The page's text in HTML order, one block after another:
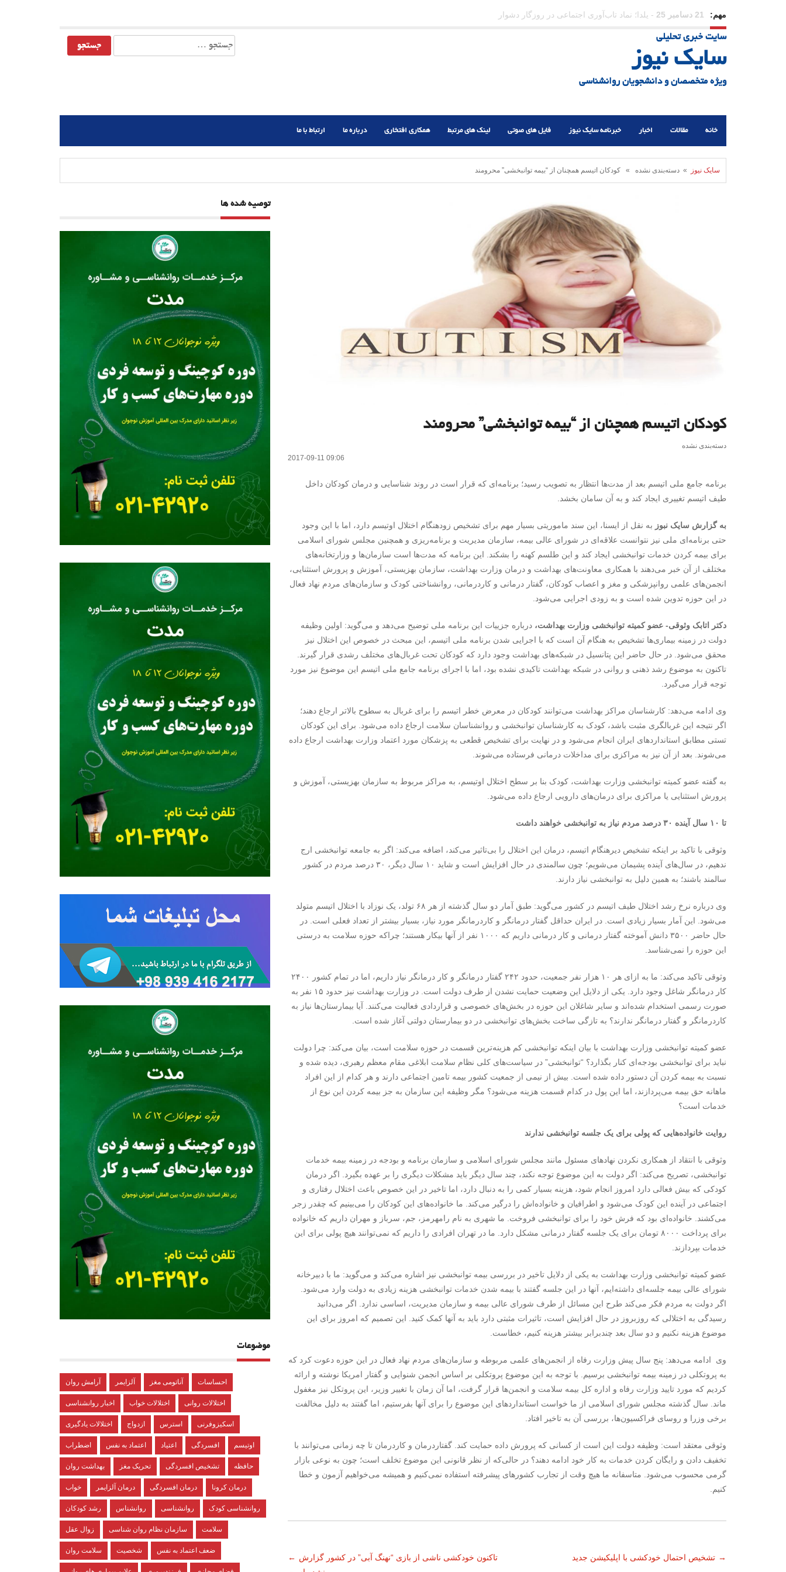
مهم: 31 دسامبر 25 - وقتی بزرگ می‌شویم بیشتر به «دوست» احتیاج داریم؟
سایت خبری تحلیلی
سایک نیوز
ویژه متخصصان و دانشجویان روانشناسی
جستجو
برای:
خانه مقالات اخبار خبرنامه سایک نیوز فایل های صوتی لینک های مرتبط همکاری افتخاری درباره ما ارتباط با ما
سایک نیوز » دسته‌بندی نشده » کودکان اتیسم همچنان از “بیمه توانبخشی” محرومند
کودکان اتیسم همچنان از “بیمه توانبخشی” محرومند
دسته‌بندی نشده
2017-09-11 09:06
برنامه جامع ملی اتیسم بعد از مدت‌ها انتظار به تصویب رسید؛ برنامه‌ای که قرار است در روند شناسایی و درمان کودکان داخل
طیف اتیسم تغییری ایجاد کند و به آن سامان بخشد.
به گزارش سایک نبوز به نقل از ایسنا، این سند ماموریتی بسیار مهم برای تشخیص زودهنگام اختلال اوتیسم دارد، اما با این وجود
حتی برنامه‌ای ملی نیز نتوانست علاقه‌ای در شورای عالی بیمه، سازمان مدیریت و برنامه‌ریزی و همچنین مجلس شورای اسلامی
برای بیمه کردن خدمات توانبخشی ایجاد کند و این طلسم کهنه را بشکند. این برنامه که مدت‌ها است سازمان‌ها و وزارتخانه‌های
مختلف از آن خبر می‌دهند با همکاری معاونت‌های بهداشت و درمان وزارت بهداشت، سازمان بهزیستی، آموزش و پرورش استثنایی،
انجمن‌های علمی روانپزشکی و مغز و اعصاب کودکان، گفتار درمانی و کاردرمانی، روانشناختی کودک و سازمان‌های مردم نهاد فعال
در این حوزه تدوین شده است و به زودی اجرایی می‌شود.
دکتر اتابک وثوقی- عضو کمیته توانبخشی وزارت بهداشت، درباره جزییات این برنامه ملی توضیح می‌دهد و می‌گوید: اولین وظیفه‌
دولت در زمینه بیماری‌ها تشخیص به هنگام آن است که با اجرایی شدن برنامه ملی اتیسم، این مبحث در خصوص این اختلال نیز
محقق می‌شود. در حال حاضر این پتانسیل در شبکه‌های بهداشت وجود دارد که کودکان تحت غربال‌های مختلف رشدی قرار گیرند.
تاکنون به موضوع رشد ذهنی و روانی در شبکه بهداشت تاکیدی نشده بود، اما با اجرای برنامه جامع ملی اتیسم این موضوع نیز مورد
توجه قرار می‌گیرد.
وی ادامه می‌دهد: کارشناسان مراکز بهداشت می‌توانند کودکان در معرض خطر اتیسم را برای غربال به سطوح بالاتر ارجاع دهند؛
اگر نتیجه این غربالگری مثبت باشد، کودک به کارشناسان توانبخشی و روانشناسان سلامت ارجاع داده می‌شود. برای این کودکان
تستی مطابق استانداردهای ایران انجام می‌شود و در نهایت برای تشخیص قطعی به پزشکان مورد اعتماد وزارت بهداشت ارجاع داده
می‌شوند. بعد از آن نیز به مراکزی برای مداخلات درمانی فرستاده می‌شوند.
به گفته عضو کمیته توانبخشی وزارت بهداشت، کودک بنا بر سطح اختلال اوتیسم، به مراکز مربوط به سازمان بهزیستی، آموزش و
پرورش استثنایی یا مراکزی برای درمان‌های دارویی ارجاع داده می‌شود.
تا ۱۰ سال آینده ۳۰ درصد مردم نیاز به توانبخشی خواهند داشت
وثوقی با تاکید بر اینکه تشخیص دیرهنگام اتیسم، درمان این اختلال را بی‌تاثیر می‌کند، اضافه می‌کند: اگر به جامعه توانبخشی ارج
ندهیم، در سال‌های آینده پشیمان می‌شویم؛ چون سالمندی در حال افزایش است و شاید ۱۰ سال دیگر، ۳۰ درصد مردم در کشور
سالمند باشند؛ به همین دلیل به توانبخشی نیاز دارند.
وی درباره نرخ رشد اختلال طیف اتیسم در کشور می‌گوید: طبق آمار دو سال گذشته از هر ۶۸ تولد، یک نوزاد با اختلال اتیسم متولد
می‌شود. این آمار بسیار زیادی است. در ایران حداقل گفتار درمانگر و کاردرمانگر مورد نیاز، بسیار بیشتر از تعداد فعلی است. در
حال حاضر ۳۵۰۰ دانش آموخته گفتار درمانی و کار درمانی داریم که ۱۰۰۰ نفر از آنها بیکار هستند؛ چراکه حوزه سلامت به درستی
این حوزه را نمی‌شناسد.
وثوقی تاکید می‌کند: ما به ازای هر ۱۰ هزار نفر جمعیت، حدود ۲۴۲ گفتار درمانگر و کار درمانگر نیاز داریم، اما در تمام کشور ۲۴۰۰
کار درمانگر شاغل وجود دارد. یکی از دلایل این وضعیت حمایت نشدن از طرف دولت است. در وزارت بهداشت نیز حدود ۱۵ نفر به
صورت رسمی استخدام شده‌اند و سایر شاغلان این حوزه در بخش‌های خصوصی و قراردادی فعالیت می‌کنند. آیا بیمارستان‌ها نیاز به
کاردرمانگر و گفتار درمانگر ندارند؟ به تازگی ساخت بخش‌های توانبخشی در دو بیمارستان دولتی آغاز شده است.
عضو کمیته توانبخشی وزارت بهداشت با بیان اینکه توانبخشی کم‌ هزینه‌ترین قسمت در حوزه سلامت است، بیان می‌کند: چرا دولت
نباید برای توانبخشی بودجه‌ای کنار بگذارد؟ “توانبخشی” در سیاست‌های کلی نظام سلامت ابلاغی مقام معظم رهبری، دیده‌ شده و
نسبت به بیمه کردن آن دستور داده‌ شده است. بیش از نیمی از جمعیت کشور بیمه تامین اجتماعی دارند و هر کدام از این افراد
ماهانه حق بیمه می‌پردازند، اما این پول در کدام قسمت هزینه می‌شود؟ مگر وظیفه این سازمان به جز بیمه کردن این نوع از
خدمات است؟
روایت خانواده‌هایی که پولی برای یک جلسه توانبخشی ندارند
وثوقی با انتقاد از همکاری نکردن نهادهای مسئول مانند مجلس شورای اسلامی و سازمان برنامه و بودجه در زمینه بیمه خدمات
توانبخشی، تصریح می‌کند: اگر دولت به این موضوع توجه نکند، چند سال دیگر باید مشکلات دیگری را بر عهده بگیرد. اگر درمان
کودکی که بیش فعالی دارد امروز انجام شود، هزینه بسیار کمی را به دنبال دارد، اما تاخیر در این خصوص باعث اختلال رفتاری و
اجتماعی در آینده این کودک می‌شود و اطرافیان و خانواده‌اش را درگیر می‌کند. ما خانواده‌های این کودکان را می‌بینیم که چقدر زجر
می‌کشند. خانواده‌ای بود که فرش خود را برای توانبخشی فروخت. ما شهری به نام رامهرمز، جم، سرباز و مهران داریم که خانواده
برای پرداخت ۸۰۰۰ تومان برای یک جلسه گفتار درمانی مشکل دارد. ما در تهران افرادی را داریم که نمی‌توانند هیچ پولی برای این
خدمات بپردازند.
عضو کمیته توانبخشی وزارت بهداشت به یکی از دلایل تاخیر در بررسی بیمه توانبخشی نیز اشاره می‌کند و می‌گوید: ما با دبیرخانه
شورای عالی بیمه جلسه‌ای داشته‌ایم، آنها در این جلسه گفتند با بیمه شدن خدمات توانبخشی هزینه زیادی به دولت وارد می‌شود.
اگر دولت به مردم فکر می‌کند طرح این مسائل از طرف شورای عالی بیمه و سازمان مدیریت، اساسی ندارد. اگر می‌دانید
رسیدگی به اختلالی که روزبروز در حال افزایش است، تاثیرات مثبتی دارد باید به آنها کمک کنید. این تصمیم که امروز برای این
موضوع هزینه نکنیم و دو سال بعد چندبرابر بیشتر هزینه کنیم، خطاست.
وی ادامه می‌دهد: پنج سال پیش وزارت رفاه از انجمن‌های علمی مربوطه و سازمان‌های مردم نهاد فعال در این حوزه دعوت کرد که
به پروتکلی در زمینه بیمه توانبخشی برسیم. با توجه به این موضوع پروتکلی بر اساس انجمن شنوایی و گفتار امریکا نوشته و ارائه
کردیم که مورد تایید وزارت رفاه و اداره کل بیمه سلامت و انجمن‌ها قرار گرفت، اما آن زمان با تغییر وزیر، این پروتکل نیز مغفول
ماند. سال گذشته مجلس شورای اسلامی از ما خواست استانداردهای این موضوع را برای آنها بفرستیم، اما گفتند به دلیل مخالفت
برخی وزرا و روسای فراکسیون‌ها، بررسی آن به تاخیر افتاد.
وثوقی معتقد است: وظیفه دولت این است از کسانی که پرورش داده‌ حمایت کند. گفتاردرمان و کاردرمان تا چه زمانی می‌توانند با
تخفیف دادن و رایگان کردن خدمات به کار خود ادامه دهند؟ در حالی‌که از نظر قانونی این موضوع تخلف است؛ چون به نوعی بازار
گرمی محسوب می‌شود. متاسفانه ما هیچ وقت از تجارب کشورهای پیشرفته استفاده نمی‌کنیم و همیشه می‌خواهیم آزمون و خطا
کنیم.
ناوبری ← تاکنون خودکشی ناشی از بازی “نهنگ آبی” در کشور گزارش
تشخیص احتمال خودکشی با اپلیکیشن جدید →
توصیه شده ها
موضوعات
آرامش روان آلزایمر آناتومی مغز احساسات
اخبار روانشناسی اختلالات خواب اختلالات روانی
اختلالات یادگیری ازدواج استرس اسکیزوفرنی
اضطراب اعتماد به نفس اعتیاد افسردگی اوتیسم
بهداشت روان تحریک مغز تشخیص افسردگی حافظه
خواب درمان آلزایمر درمان افسردگی درمان کرونا
رشد کودکان روانشناس روانشناسی روانشناسی کودک
زوال عقل سازمان نظام روان شناسی سلامت
سلامت روان شخصیت ضعف اعتماد به نفس